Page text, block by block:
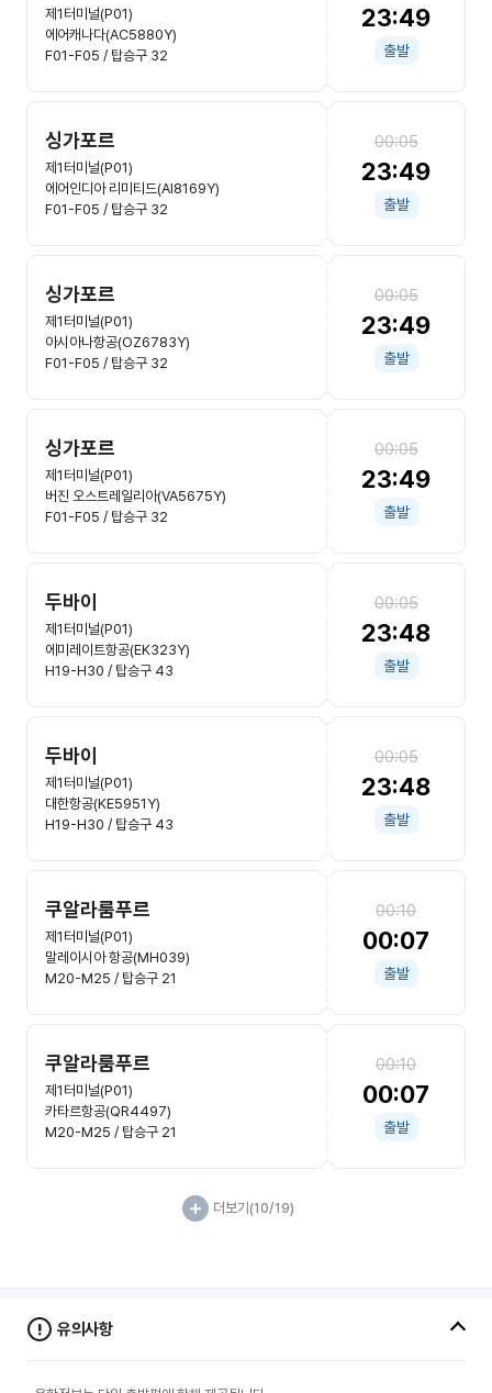
제1터미널(P01)
에어캐나다(AC5880Y)
F01-F05 / 탑승구 32
23:49
출발
싱가포르
제1터미널(P01)
에어인디아 리미티드(AI8169Y)
F01-F05 / 탑승구 32
00:05
23:49
출발
싱가포르
제1터미널(P01)
아시아나항공(OZ6783Y)
F01-F05 / 탑승구 32
00:05
23:49
출발
싱가포르
제1터미널(P01)
버진 오스트레일리아(VA5675Y)
F01-F05 / 탑승구 32
00:05
23:49
출발
두바이
제1터미널(P01)
에미레이트항공(EK323Y)
H19-H30 / 탑승구 43
00:05
23:48
출발
두바이
제1터미널(P01)
대한항공(KE5951Y)
H19-H30 / 탑승구 43
00:05
23:48
출발
쿠알라룸푸르
제1터미널(P01)
말레이시아 항공(MH039)
M20-M25 / 탑승구 21
00:10
00:07
출발
쿠알라룸푸르
제1터미널(P01)
카타르항공(QR4497)
M20-M25 / 탑승구 21
00:10
00:07
출발
더보기 (10/19)
유의사항